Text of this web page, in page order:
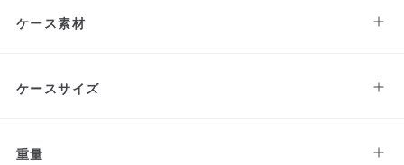
ケース素材
ケースサイズ
重量